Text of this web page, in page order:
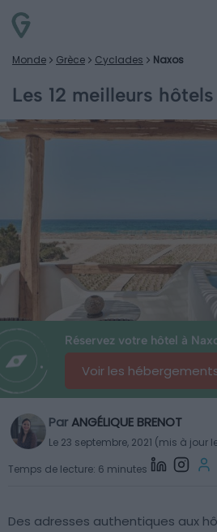
Monde Grèce Cyclades Naxos
Les 12 meilleurs
Réservez votre hôtel à
Voir les
ParANGÉLIQUE BRENOT
Le 23 septembre, 2021 (mis à jour
Temps de lecture: 6 minutes
Des adresses authentiques aux